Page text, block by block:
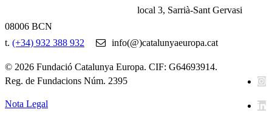
local 3, Sarrià-Sant Gervasi
08006 BCN
t. (+34) 932 388 932 info(@)catalunyaeuropa.cat
© 2026 Fundació Catalunya Europa. CIF: G64693914.
Reg. de Fundacions Núm. 2395
Nota Legal